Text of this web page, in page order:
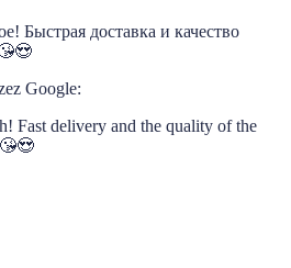
Быстрая доставка и качество
Google:
Fast delivery and the quality of the